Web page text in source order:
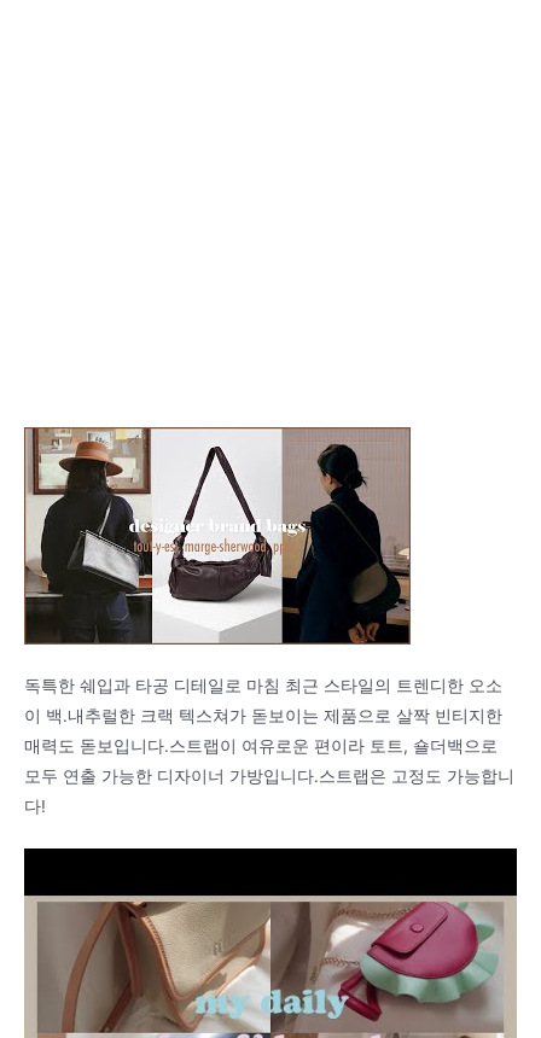
독특한 쉐입과 타공 디테일로 마침 최근 스타일의 트렌디한 오소
이 백.내추럴한 크랙 텍스쳐가 돋보이는 제품으로 살짝 빈티지한
매력도 돋보입니다.스트랩이 여유로운 편이라 토트, 숄더백으로
모두 연출 가능한 디자이너 가방입니다.스트랩은 고정도 가능합니
다!